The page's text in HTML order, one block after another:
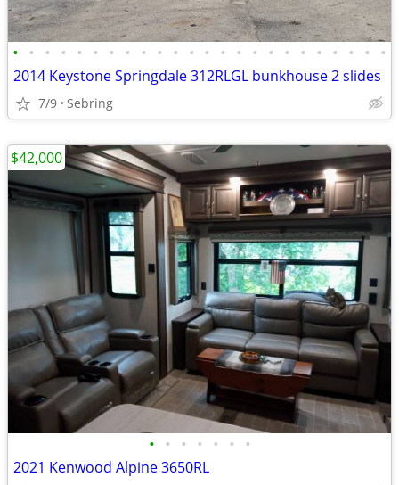
• • • • • • • • • • • • • • • • • • • • • • • •
2014 Keystone Springdale 312RLGL bunkhouse 2 slides
7/9 Sebring
• • • • • • •
2021 Kenwood Alpine 3650RL
$42,000